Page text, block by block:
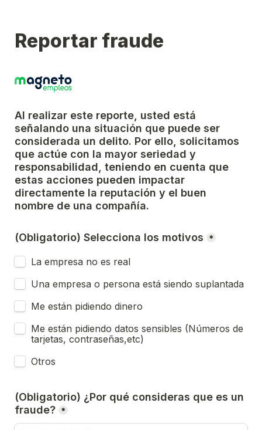
Reportar fraude
Al realizar este reporte, usted está
señalando una situación que puede ser
considerada un delito. Por ello, solicitamos
que actúe con la mayor seriedad y
responsabilidad, teniendo en cuenta que
estas acciones pueden impactar
directamente la reputación y el buen
nombre de una compañía.
(Obligatorio) Selecciona los motivos *
La empresa no es real
Una empresa o persona está siendo suplantada
Me están pidiendo dinero
Me están pidiendo datos sensibles (Números de
tarjetas, contraseñas,etc)
Otros
(Obligatorio) ¿Por qué consideras que es un
fraude? *